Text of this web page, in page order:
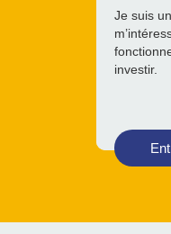
Je suis
investir.